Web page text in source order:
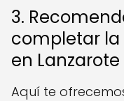
3.
completar la
en
Aquí te